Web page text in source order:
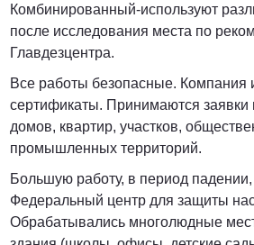
Комбинированный-используют
после исследования места по
Главдезцентра.
Все работы безопасные. Компания
сертификаты. Принимаются заявки
домов, квартир, участков,
промышленных территорий.
Большую работу, в период падении,
Федеральный центр для защиты
Обрабатывались многолюдные